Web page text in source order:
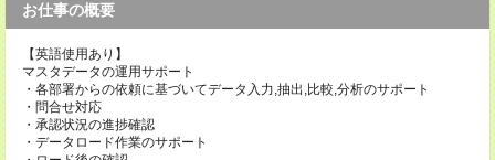
お仕事の概要
【英語使用あり】
マスタデータの運用サポート
・各部署からの依頼に基づいてデータ入力,抽出,比較,分析のサポート
・問合せ対応
・承認状況の進捗確認
・データロード作業のサポート